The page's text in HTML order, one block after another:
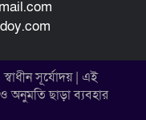
সূর্যোদয় | এই
অনুমতি ছাড়া ব্যবহার